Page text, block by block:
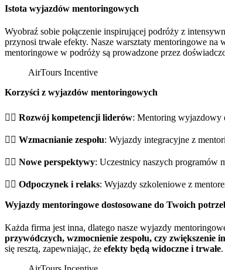
Istota wyjazdów mentoringowych
Wyobraź sobie połączenie inspirującej podróży z
przynosi trwałe efekty. Nasze warsztaty mentoringowe na
mentoringowe w podróży są prowadzone przez
Korzyści z wyjazdów mentoringowych
👉🏼 Rozwój kompetencji liderów: Mentoring wyjazdowy
👉🏼 Wzmacnianie zespołu: Wyjazdy integracyjne z
👉🏼 Nowe perspektywy: Uczestnicy naszych programów
👉🏼 Odpoczynek i relaks: Wyjazdy szkoleniowe z
Wyjazdy mentoringowe dostosowane do Twoich
Każda firma jest inna, dlatego nasze wyjazdy
przywódczych, wzmocnienie zespołu, czy zwiększenie
się resztą, zapewniając, że efekty będą widoczne i trwałe.